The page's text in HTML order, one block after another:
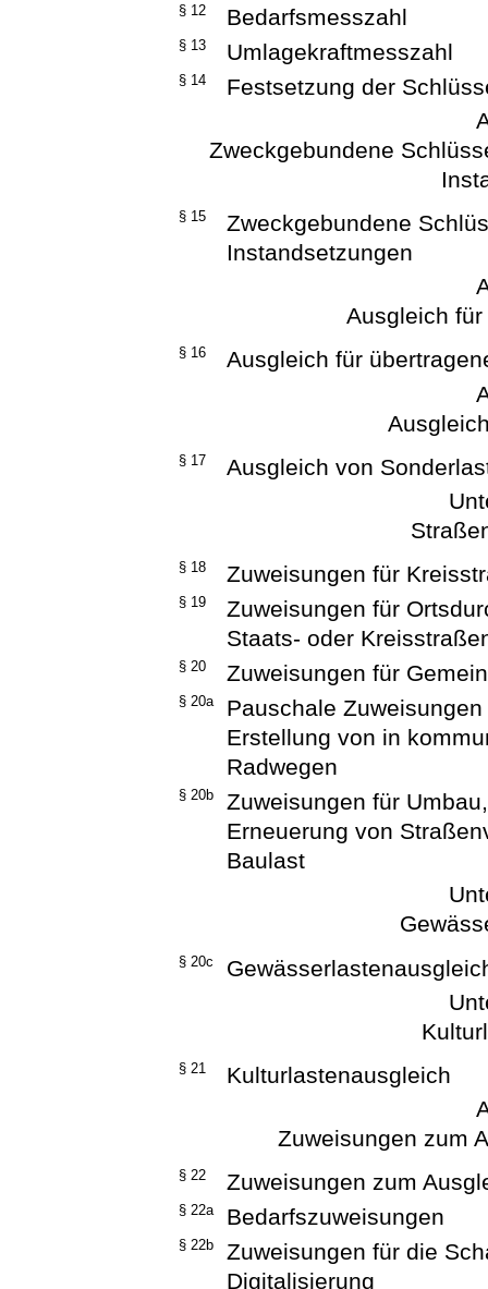
§ 12 Bedarfsmesszahl
§ 13 Umlagekraftmesszahl
§ 14
Festsetzung der
Zweckgebundene
§ 15
Zweckgebundene
Instandsetzungen
Ausgleich
§ 16
Ausgleich für
§ 17
Ausgleich von
§ 18 Zuweisungen für
§ 19
Zuweisungen für
Staats- oder
§ 20 Zuweisungen für
§ 20a
Pauschale
Erstellung von in
Radwegen
§ 20b
Zuweisungen für
Erneuerung von
Baulast
§ 20c
§ 21
Kulturlastenausgleich
Zuweisungen zum
§ 22 Zuweisungen zum
§ 22a Bedarfszuweisungen
§ 22b
Zuweisungen für die
Digitalisierung